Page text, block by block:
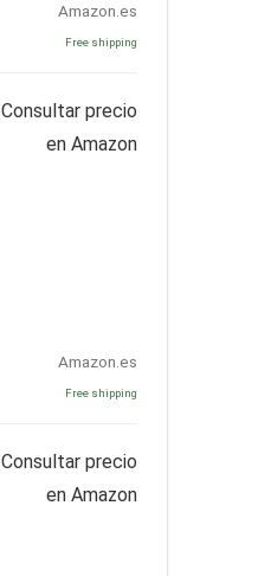
Amazon.es
Free shipping
Consultar precio
en Amazon
Amazon.es
Free shipping
Consultar precio
en Amazon